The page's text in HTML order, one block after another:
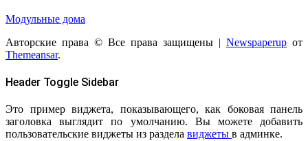
Модульные дома
Авторские права © Все права защищены | Newspaperup от
Themeansar.
Header Toggle Sidebar
Это пример виджета, показывающего, как боковая панель
заголовка выглядит по умолчанию. Вы можете добавить
пользовательские виджеты из раздела виджеты в админке.